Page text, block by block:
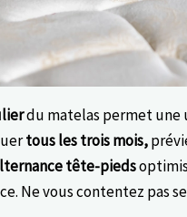
du matelas permet une
tous les trois mois,
tête-pieds
Ne vous contentez pas